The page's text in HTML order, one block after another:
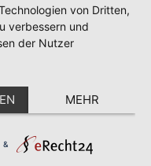
von Dritten,
verbessern und
der Nutzer
MEHR
&